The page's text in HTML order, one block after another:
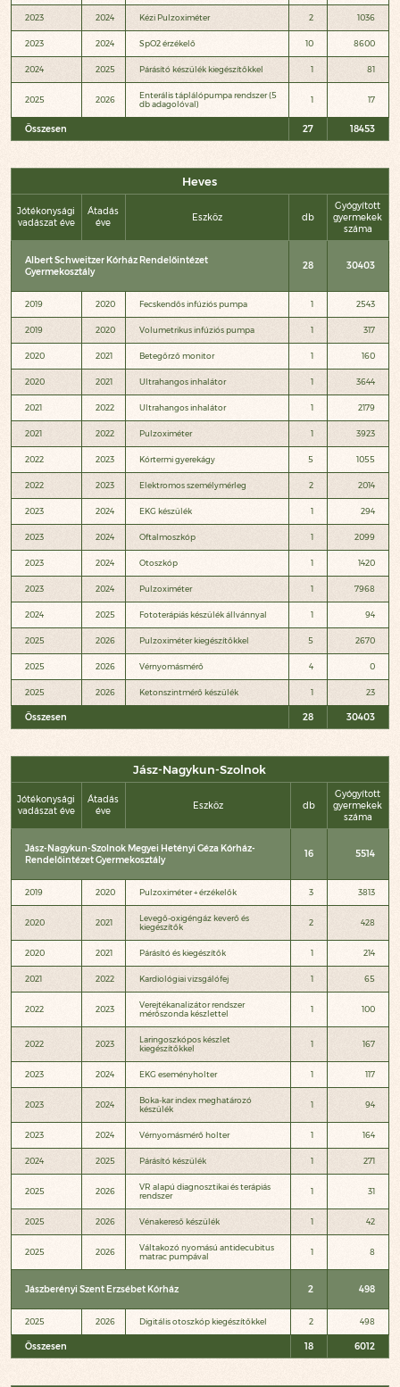
2023 2024 Kézi Pulzoximéter 2 1036
2023 2024 SpO2 érzékelő 10 8600
2024 2025 Párásító készülék kiegészítőkkel 1 81
2025 2026
Enterális táplálópumpa rendszer (5
db adagolóval)
1 17
Összesen 27 18453
Heves
Jótékonysági
vadászat éve
Átadás
éve
Eszköz db
Gyógyított
gyermekek
száma
Albert Schweitzer Kórház Rendelőintézet
Gyermekosztály
28 30403
2019 2020 Fecskendős infúziós pumpa 1 2543
2019 2020 Volumetrikus infúziós pumpa 1 317
2020 2021 Betegőrző monitor 1 160
2020 2021 Ultrahangos inhalátor 1 3644
2021 2022 Ultrahangos inhalátor 1 2179
2021 2022 Pulzoximéter 1 3923
2022 2023 Kórtermi gyerekágy 5 1055
2022 2023 Elektromos személymérleg 2 2014
2023 2024 EKG készülék 1 294
2023 2024 Oftalmoszkóp 1 2099
2023 2024 Otoszkóp 1 1420
2023 2024 Pulzoximéter 1 7968
2024 2025 Fototerápiás készülék állvánnyal 1 94
2025 2026 Pulzoximéter kiegészítőkkel 5 2670
2025 2026 Vérnyomásmérő 4 0
2025 2026 Ketonszintmérő készülék 1 23
Összesen 28 30403
Jász-Nagykun-Szolnok
Jótékonysági
vadászat éve
Átadás
éve
Eszköz db
Gyógyított
gyermekek
száma
Jász-Nagykun-Szolnok Megyei Hetényi Géza Kórház-
Rendelőintézet Gyermekosztály
16 5514
2019 2020 Pulzoximéter + érzékelők 3 3813
2020 2021
Levegő-oxigéngáz keverő és
kiegészítők
2 428
2020 2021 Párásító és kiegészítők 1 214
2021 2022 Kardiológiai vizsgálófej 1 65
2022 2023
Verejtékanalizátor rendszer
mérőszonda készlettel
1 100
2022 2023
Laringoszkópos készlet
kiegészítőkkel
1 167
2023 2024 EKG eseményholter 1 117
2023 2024
Boka-kar index meghatározó
készülék
1 94
2023 2024 Vérnyomásmérő holter 1 164
2024 2025 Párásító készülék 1 271
2025 2026
VR alapú diagnosztikai és terápiás
rendszer
1 31
2025 2026 Vénakereső készülék 1 42
2025 2026
Váltakozó nyomású antidecubitus
matrac pumpával
1 8
Jászberényi Szent Erzsébet Kórház 2 498
2025 2026 Digitális otoszkóp kiegészítőkkel 2 498
Összesen 18 6012